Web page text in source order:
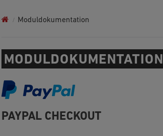
Moduldokumentation
MODULDOKUMENTATION
PAYPAL CHECKOUT